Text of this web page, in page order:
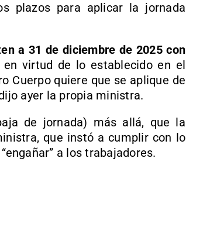
plazos para aplicar la jornada
a 31 de diciembre de 2025 con
en virtud de lo establecido en el
Cuerpo quiere que se aplique de
ayer la propia ministra.
de jornada) más allá, que la
que instó a cumplir con lo
a los trabajadores.